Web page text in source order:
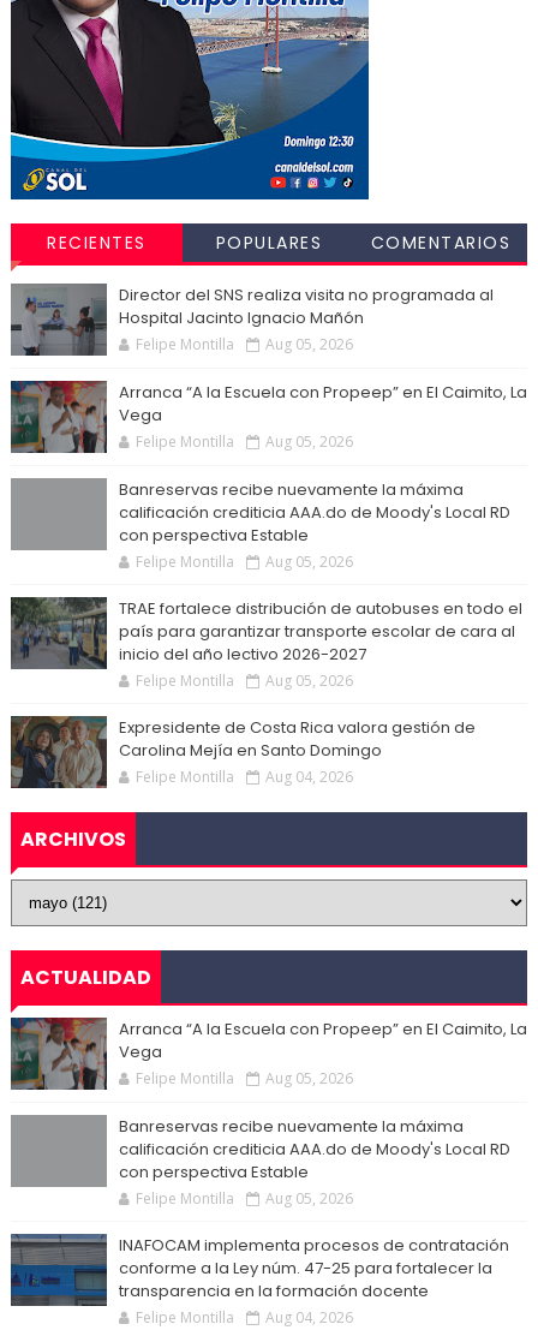
RECIENTES POPULARES COMENTARIOS
Director del SNS realiza visita no programada al
Hospital Jacinto Ignacio Mañón
Felipe Montilla Aug 05, 2026
Arranca “A la Escuela con Propeep” en El Caimito, La
Vega
Felipe Montilla Aug 05, 2026
Banreservas recibe nuevamente la máxima
calificación crediticia AAA.do de Moody's Local RD
con perspectiva Estable
Felipe Montilla Aug 05, 2026
TRAE fortalece distribución de autobuses en todo el
país para garantizar transporte escolar de cara al
inicio del año lectivo 2026-2027
Felipe Montilla Aug 05, 2026
Expresidente de Costa Rica valora gestión de
Carolina Mejía en Santo Domingo
Felipe Montilla Aug 04, 2026
ARCHIVOS
ACTUALIDAD
Arranca “A la Escuela con Propeep” en El Caimito, La
Vega
Felipe Montilla Aug 05, 2026
Banreservas recibe nuevamente la máxima
calificación crediticia AAA.do de Moody's Local RD
con perspectiva Estable
Felipe Montilla Aug 05, 2026
INAFOCAM implementa procesos de contratación
conforme a la Ley núm. 47-25 para fortalecer la
transparencia en la formación docente
Felipe Montilla Aug 04, 2026